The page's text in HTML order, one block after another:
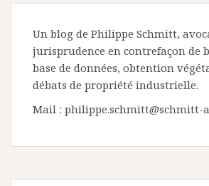
Un blog de Philippe Schmitt,
jurisprudence en contrefaçon de
base de données, obtention
débats de propriété industrielle.
Mail : philippe.schmitt@schmitt-